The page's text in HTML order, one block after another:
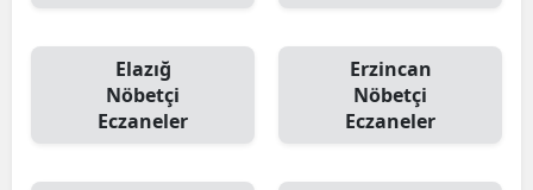
Elazığ
Nöbetçi
Eczaneler
Erzincan
Nöbetçi
Eczaneler